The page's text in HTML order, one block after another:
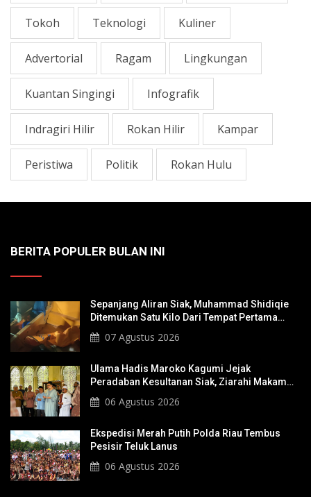
Tokoh Teknologi Kuliner
Advertorial Ragam Lingkungan
Kuantan Singingi Infografik
Indragiri Hilir Rokan Hilir Kampar
Peristiwa Politik Rokan Hulu
BERITA POPULER BULAN INI
Sepanjang Aliran Siak, Muhammad Shidiqie
Ditemukan Satu Kilo Dari Tempat Pertama
Tenggelam
07 Agustus 2026
Ulama Hadis Maroko Kagumi Jejak
Peradaban Kesultanan Siak, Ziarahi Makam
Sultan Hingga Pendiri Pekanbaru
06 Agustus 2026
Ekspedisi Merah Putih Polda Riau Tembus
Pesisir Teluk Lanus
06 Agustus 2026